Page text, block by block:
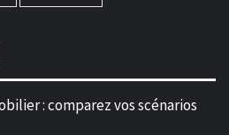
: comparez vos scénarios